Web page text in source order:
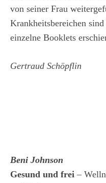
von seiner Frau
Krankheitsbereichen
einzelne Booklets
Gertraud Schöpflin
Beni Johnson
Gesund und frei –